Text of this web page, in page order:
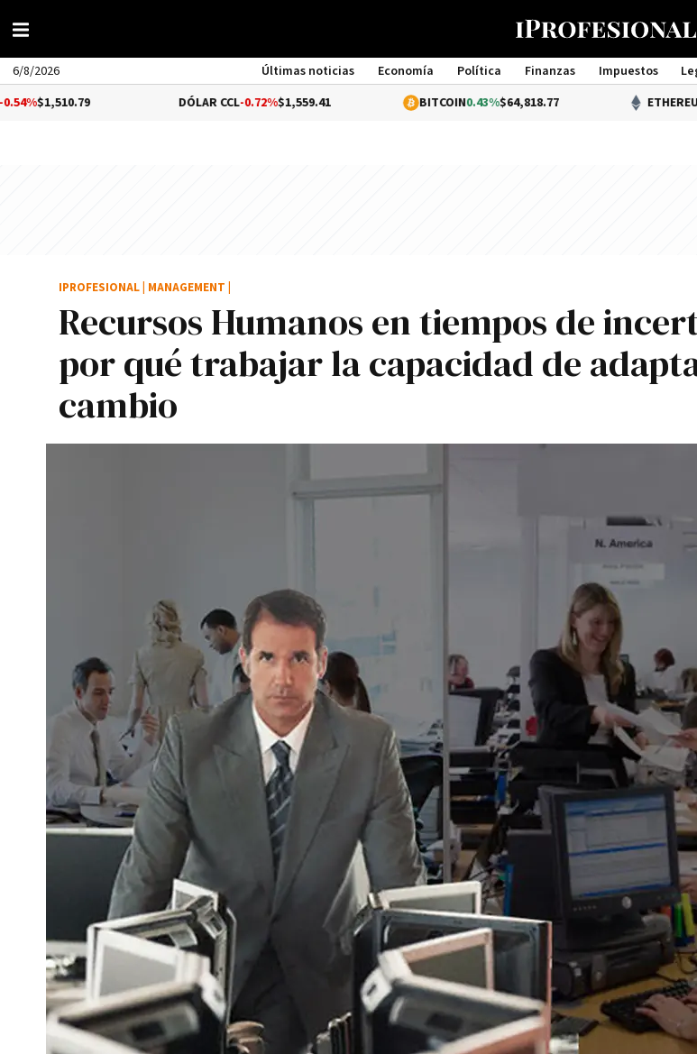
6/8/2026 Últimas noticias Economía Política Finanzas Impuestos
Management
-0.72%$1,559.41 0.43%$64,818.77 ETHEREUM0.73%
Recursos Humanos en tiempos de
por qué trabajar la capacidad de
cambio
IPROFESIONAL MANAGEMENT